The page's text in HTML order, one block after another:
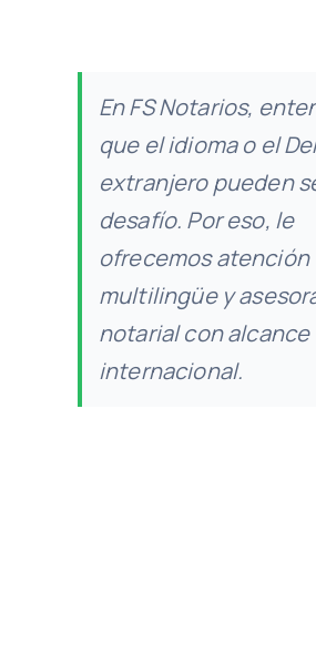
En FS Notarios,
que el idioma o el
extranjero pueden
desafío. Por eso, le
ofrecemos atención
multilingüe y
notarial con alcance
internacional.